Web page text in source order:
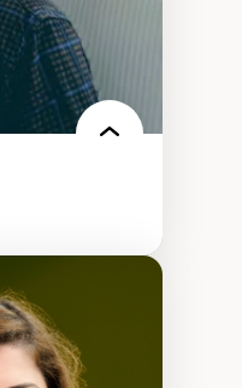
médiatiques
des auditoires